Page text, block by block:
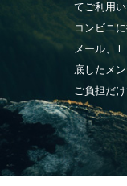
てご利用
コンビニ
メール、
底したメ
ご負担だ